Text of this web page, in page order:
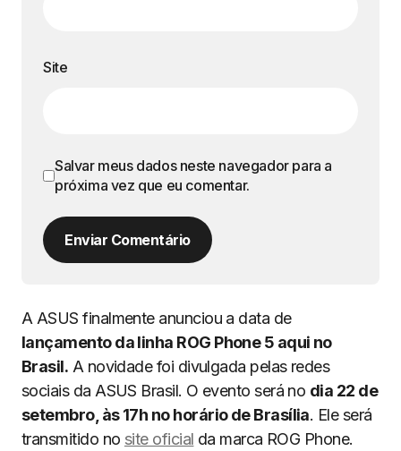
Site
Salvar meus dados neste navegador para a
próxima vez que eu comentar.
Enviar Comentário
A ASUS finalmente anunciou a data de
lançamento da linha ROG Phone 5 aqui no
Brasil. A novidade foi divulgada pelas redes
sociais da ASUS Brasil. O evento será no dia 22 de
setembro, às 17h no horário de Brasília. Ele será
transmitido no site oficial da marca ROG Phone.